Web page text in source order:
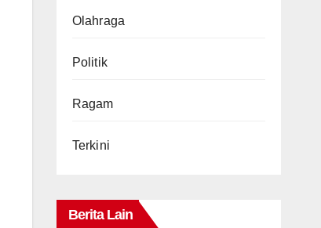
Olahraga
Politik
Ragam
Terkini
Berita Lain